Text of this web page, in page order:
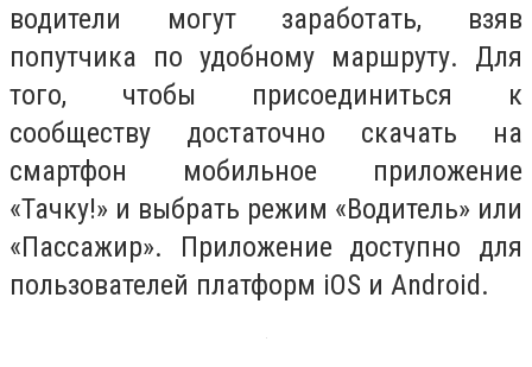
водители могут заработать, взяв
попутчика по удобному маршруту. Для
того, чтобы присоединиться к
сообществу достаточно скачать на
смартфон мобильное приложение
«Тачку!» и выбрать режим «Водитель» или
«Пассажир». Приложение доступно для
пользователей платформ iOS и Android.